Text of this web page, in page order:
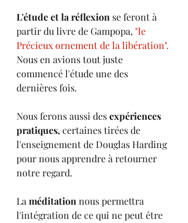
L'étude et la réflexion se feront à
partir du livre de Gampopa, "le
Précieux ornement de la libération".
Nous en avions tout juste
commencé l'étude une des
dernières fois.
Nous ferons aussi des expériences
pratiques, certaines tirées de
l'enseignement de Douglas Harding
pour nous apprendre à retourner
notre regard.
La méditation nous permettra
l'intégration de ce qui ne peut être